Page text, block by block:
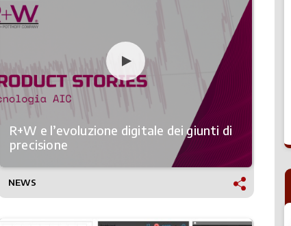
R+W e l’evoluzione digitale dei giunti di
precisione
NEWS